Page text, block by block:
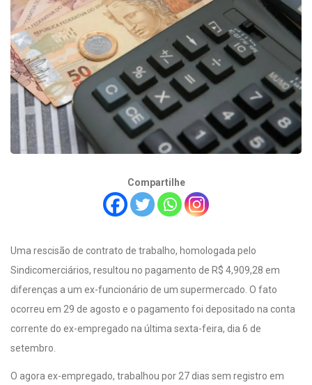
Compartilhe
Uma rescisão de contrato de trabalho, homologada pelo
Sindicomerciários, resultou no pagamento de R$ 4,909,28 em
diferenças a um ex-funcionário de um supermercado. O fato
ocorreu em 29 de agosto e o pagamento foi depositado na conta
corrente do ex-empregado na última sexta-feira, dia 6 de
setembro.
O agora ex-empregado, trabalhou por 27 dias sem registro em